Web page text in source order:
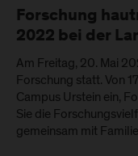
Forschung
2022 bei der
Am Freitag, 20. Mai
Forschung statt. Von
Campus Urstein ein,
Sie die
gemeinsam mit